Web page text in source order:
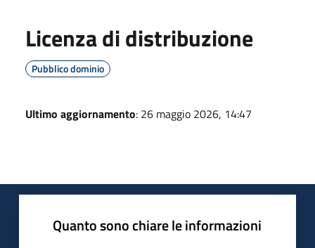
Licenza di distribuzione
Pubblico dominio
Ultimo aggiornamento: 26 maggio 2026, 14:47
Quanto sono chiare le informazioni